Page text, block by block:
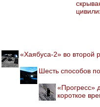
«Хаябуса-2» во второй
Шесть способов
«Прогресс»
короткое